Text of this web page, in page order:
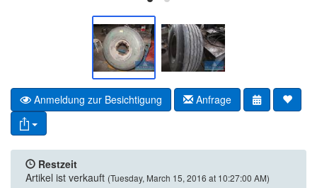
Anmeldung zur Besichtigung Anfrage
Restzeit
Artikel ist verkauft (Tuesday, March 15, 2016 at 10:27:00 AM)